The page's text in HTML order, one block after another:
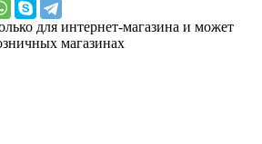
для интернет-магазина и может
магазинах